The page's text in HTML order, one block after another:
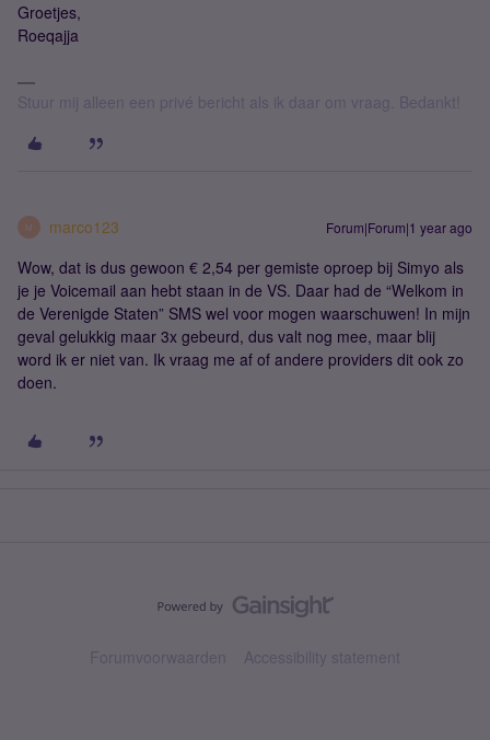
Groetjes,
Roeqajja
Stuur mij alleen een privé bericht als ik daar om vraag. Bedankt!
M marco123 Forum|Forum|1 year ago
Wow, dat is dus gewoon € 2,54 per gemiste oproep bij Simyo als
je je Voicemail aan hebt staan in de VS. Daar had de “Welkom in
de Verenigde Staten” SMS wel voor mogen waarschuwen! In mijn
geval gelukkig maar 3x gebeurd, dus valt nog mee, maar blij
word ik er niet van. Ik vraag me af of andere providers dit ook zo
doen.
Forumvoorwaarden Accessibility statement